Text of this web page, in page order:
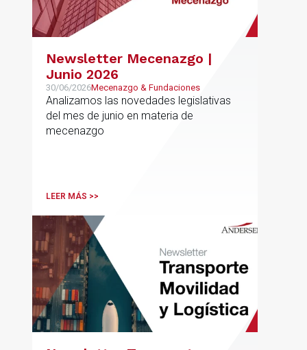
Newsletter Mecenazgo |
Junio 2026
30/06/2026Mecenazgo & Fundaciones
Analizamos las novedades legislativas
del mes de junio en materia de
mecenazgo
LEER MÁS >>